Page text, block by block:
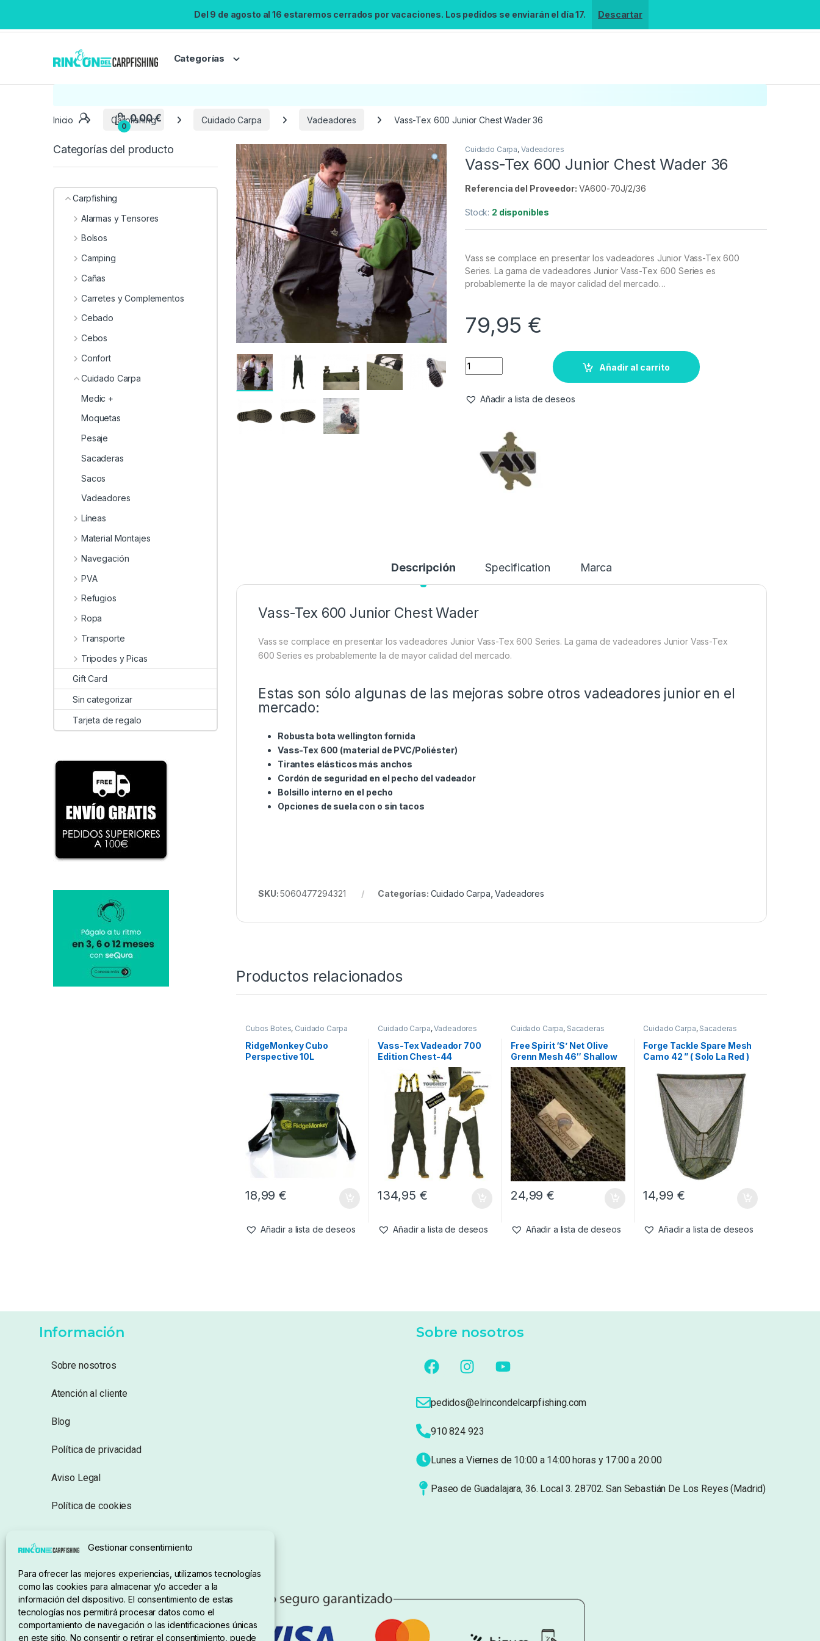
Gestionar consentimiento
Para ofrecer las mejores experiencias, utilizamos tecnologías
como las cookies para almacenar y/o acceder a la
información del dispositivo. El consentimiento de estas
tecnologías nos permitirá procesar datos como el
comportamiento de navegación o las identificaciones únicas
en este sitio. No consentir o retirar el consentimiento, puede
Del 9 de agosto al 16 estaremos cerrados por vacaciones. Los pedidos se enviarán el día 17. Descartar
Categorías
Búsqueda no disponible
No se pudo cargar el widget de búsqueda.
Inténtalo de nuevo.
Reintentar
Inicio Carpfishing Cuidado Carpa Vadeadores Vass-Tex 600 Junior Chest Wader 36
Cuidado Carpa, Vadeadores
Vass-Tex 600 Junior Chest Wader 36
Referencia del Proveedor: VA600-70J/2/36
Stock: 2 disponibles
Vass se complace en presentar los vadeadores Junior Vass-Tex 600
Series. La gama de vadeadores Junior Vass-Tex 600 Series es
probablemente la de mayor calidad del mercado…
79,95 €
Añadir al carrito
Añadir a lista de deseos
Descripción Specification Marca
Vass-Tex 600 Junior Chest Wader
Vass se complace en presentar los vadeadores Junior Vass-Tex 600 Series. La gama de vadeadores Junior Vass-Tex
600 Series es probablemente la de mayor calidad del mercado.
Estas son sólo algunas de las mejoras sobre otros vadeadores junior en el
mercado:
Robusta bota wellington fornida
Vass-Tex 600 (material de PVC/Poliéster)
Tirantes elásticos más anchos
Cordón de seguridad en el pecho del vadeador
Bolsillo interno en el pecho
Opciones de suela con o sin tacos
SKU:5060477294321 Categorías: Cuidado Carpa ,Vadeadores
Productos relacionados
Cubos Botes, Cuidado Carpa
RidgeMonkey Cubo
Perspective 10L
18,99€
Añadir a lista de deseos
Cuidado Carpa,Vadeadores
Vass-Tex Vadeador 700
Edition Chest-44
134,95 €
Añadir a lista de deseos
Cuidado Carpa, Sacaderas
Free Spirit ‘S’ Net Olive
Grenn Mesh 46″ Shallow
24,99€
Añadir a lista de deseos
Cuidado Carpa, Sacaderas
Forge Tackle Spare Mesh
Camo 42 ” ( Solo La Red )
14,99 €
Añadir a lista de deseos
Categorías del producto
Carpfishing
Alarmas y Tensores
Bolsos
Camping
Cañas
Carretes y Complementos
Cebado
Cebos
Confort
Cuidado Carpa
Medic +
Moquetas
Pesaje
Sacaderas
Sacos
Vadeadores
Líneas
Material Montajes
Navegación
PVA
Refugios
Ropa
Transporte
Tripodes y Picas
Gift Card
Sin categorizar
Tarjeta de regalo
Información
Sobre nosotros
Atención al cliente
Blog
Política de privacidad
Aviso Legal
Política de cookies
Condiciones de compra
Sobre nosotros
pedidos@elrincondelcarpfishing.com
910 824 923
Lunes a Viernes de 10:00 a 14:00 horas y 17:00 a 20:00
Paseo de Guadalajara, 36. Local 3. 28702. San Sebastián De Los Reyes (Madrid)